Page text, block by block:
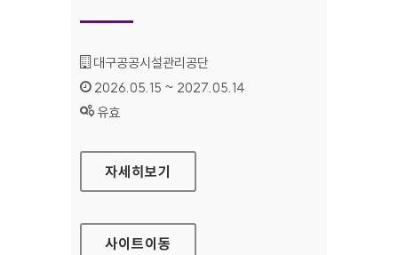
기관명 :
대구공공시설관리공단
인증기간 :
2026.05.15 ~ 2027.05.14
상태 :
유효
대구공공시설관리공단 대표
자세히보기
사이트이동